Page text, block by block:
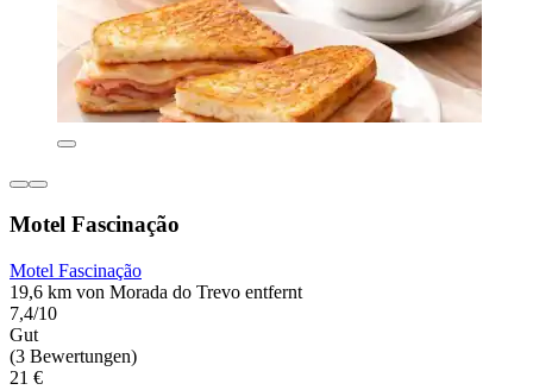
Motel Fascinação
Motel Fascinação
19,6 km von Morada do Trevo entfernt
7,4/10
Gut
(3 Bewertungen)
21 €